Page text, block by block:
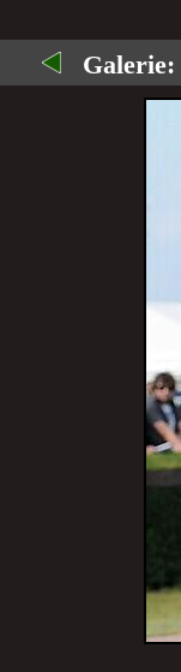
Galerie: